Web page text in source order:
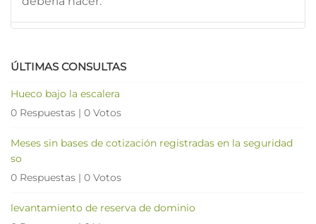
ÚLTIMAS CONSULTAS
Hueco bajo la escalera
0 Respuestas | 0 Votos
Meses sin bases de cotización registradas en la seguridad
so
0 Respuestas | 0 Votos
levantamiento de reserva de dominio